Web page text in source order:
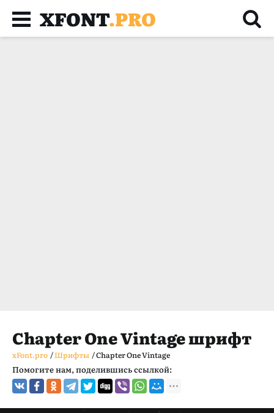
XFONT.PRO
Chapter One Vintage шрифт
xFont.pro /Шрифты /Chapter One Vintage
Помогите нам, поделившись ссылкой: